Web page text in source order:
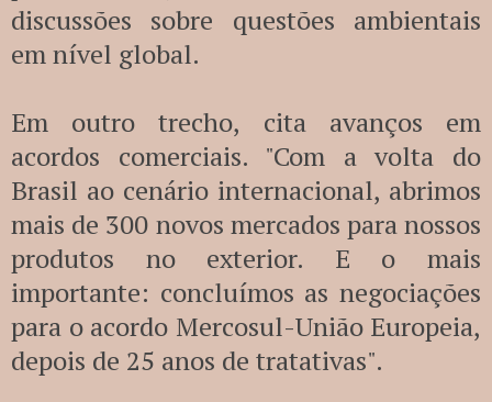
discussões sobre questões ambientais
em nível global.
Em outro trecho, cita avanços em
acordos comerciais. "Com a volta do
Brasil ao cenário internacional, abrimos
mais de 300 novos mercados para nossos
produtos no exterior. E o mais
importante: concluímos as negociações
para o acordo Mercosul-União Europeia,
depois de 25 anos de tratativas".